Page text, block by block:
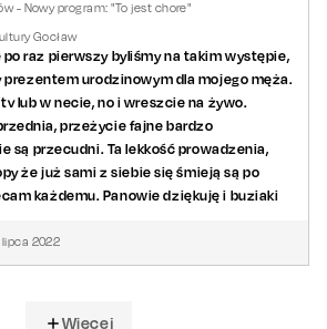
- Nowy program: "To jest chore"
Gocław
raz pierwszy byliśmy na takim występie,
prezentem urodzinowym dla mojego męża.
lub w necie, no i wreszcie na żywo.
przeżycie fajne bardzo
są przecudni. Ta lekkość prowadzenia,
że już sami z siebie się śmieją są po
każdemu. Panowie dziękuję i buziaki
lipca 2022
Więcej